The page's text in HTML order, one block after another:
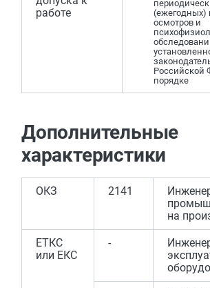
работе
(ежегодных)
осмотров и
Российской
порядке
Дополнительные
характеристики
ОКЗ 2141
на
ЕТКС
или ЕКС
-